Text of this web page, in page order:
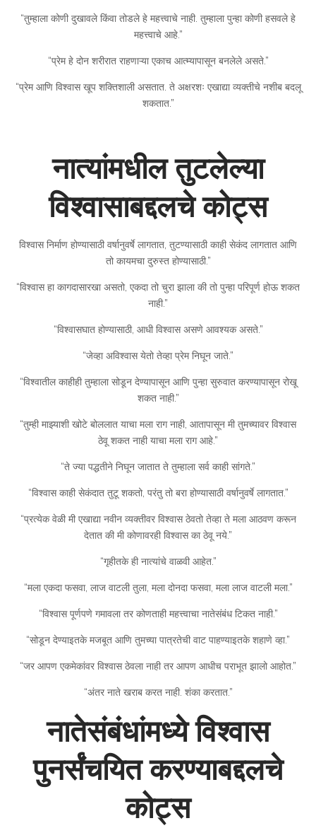
“तुम्हाला कोणी दुखावले किंवा तोडले हे महत्त्वाचे नाही. तुम्हाला पुन्हा कोणी हसवले हे
महत्त्वाचे आहे.”
“प्रेम हे दोन शरीरात राहणाऱ्या एकाच आत्म्यापासून बनलेले असते.”
“प्रेम आणि विश्वास खूप शक्तिशाली असतात. ते अक्षरशः एखाद्या व्यक्तीचे नशीब बदलू
शकतात.”
नात्यांमधील तुटलेल्या
विश्वासाबद्दलचे कोट्स
विश्वास निर्माण होण्यासाठी वर्षानुवर्षे लागतात, तुटण्यासाठी काही सेकंद लागतात आणि
तो कायमचा दुरुस्त होण्यासाठी.”
“विश्वास हा कागदासारखा असतो, एकदा तो चुरा झाला की तो पुन्हा परिपूर्ण होऊ शकत
नाही.”
“विश्वासघात होण्यासाठी, आधी विश्वास असणे आवश्यक असते.”
“जेव्हा अविश्वास येतो तेव्हा प्रेम निघून जाते.”
“विश्वातील काहीही तुम्हाला सोडून देण्यापासून आणि पुन्हा सुरुवात करण्यापासून रोखू
शकत नाही.”
“तुम्ही माझ्याशी खोटे बोललात याचा मला राग नाही, आतापासून मी तुमच्यावर विश्वास
ठेवू शकत नाही याचा मला राग आहे.”
“ते ज्या पद्धतीने निघून जातात ते तुम्हाला सर्व काही सांगते.”
“विश्वास काही सेकंदात तुटू शकतो, परंतु तो बरा होण्यासाठी वर्षानुवर्षे लागतात.”
“प्रत्येक वेळी मी एखाद्या नवीन व्यक्तीवर विश्वास ठेवतो तेव्हा ते मला आठवण करून
देतात की मी कोणावरही विश्वास का ठेवू नये.”
“गृहीतके ही नात्यांचे वाळवी आहेत.”
“मला एकदा फसवा, लाज वाटली तुला, मला दोनदा फसवा, मला लाज वाटली मला.”
“विश्वास पूर्णपणे गमावला तर कोणताही महत्त्वाचा नातेसंबंध टिकत नाही.”
“सोडून देण्याइतके मजबूत आणि तुमच्या पात्रतेची वाट पाहण्याइतके शहाणे व्हा.”
“जर आपण एकमेकांवर विश्वास ठेवला नाही तर आपण आधीच पराभूत झालो आहोत.”
“अंतर नाते खराब करत नाही. शंका करतात.”
नातेसंबंधांमध्ये विश्वास
पुनर्संचयित करण्याबद्दलचे
कोट्स